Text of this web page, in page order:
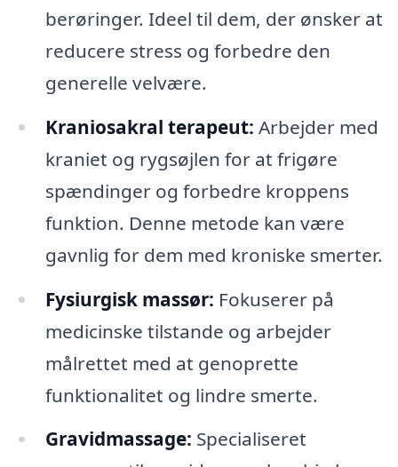
berøringer. Ideel til dem, der ønsker at
reducere stress og forbedre den
generelle velvære.
Kraniosakral terapeut: Arbejder med
kraniet og rygsøjlen for at frigøre
spændinger og forbedre kroppens
funktion. Denne metode kan være
gavnlig for dem med kroniske smerter.
Fysiurgisk massør: Fokuserer på
medicinske tilstande og arbejder
målrettet med at genoprette
funktionalitet og lindre smerte.
Gravidmassage: Specialiseret